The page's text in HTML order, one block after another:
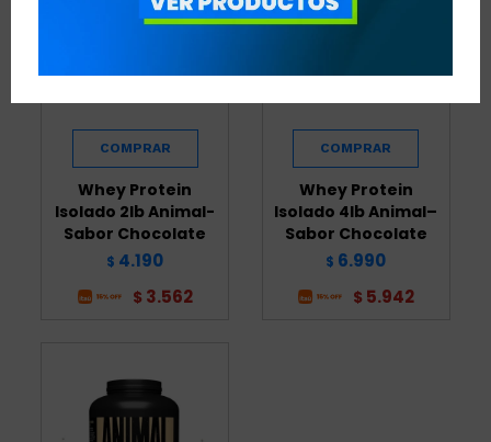
Whey Protein
Isolado 2lb Animal-
Sabor Chocolate
$ 4.190
$ 3.562
Whey Protein
Isolado 4lb Animal–
Sabor Chocolate
$ 6.990
$ 5.942